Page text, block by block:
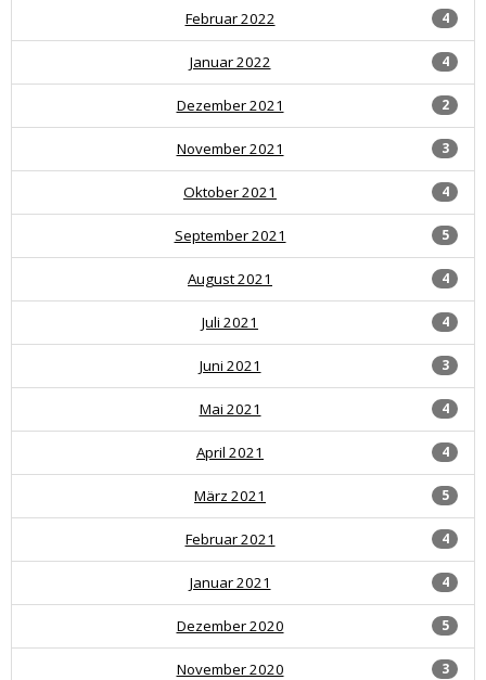
4
Februar 2022
4
Januar 2022
2
Dezember 2021
3
November 2021
4
Oktober 2021
5
September 2021
4
August 2021
4
Juli 2021
3
Juni 2021
4
Mai 2021
4
April 2021
5
März 2021
4
Februar 2021
4
Januar 2021
5
Dezember 2020
3
November 2020